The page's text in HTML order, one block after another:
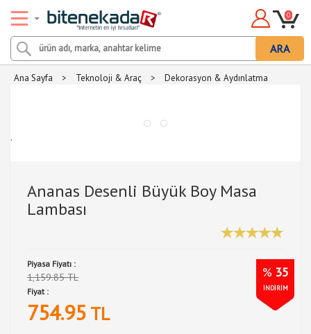
ARA
0
Ana Sayfa > Teknoloji & Araç > Dekorasyon & Aydınlatma
.
Ananas Desenli Büyük Boy Masa
Lambası
Piyasa Fiyatı :
1,159.85 TL % 35
İNDİRİM
Fiyat :
754.95 TL